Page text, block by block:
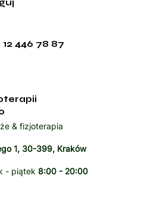
12 446 78 87
& fizjoterapia
1, 30-399, Kraków
- piątek 8:00 - 20:00